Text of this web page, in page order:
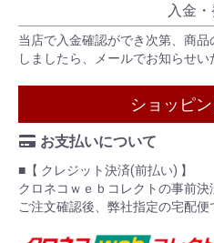
入金
当店で入金確認ができ次第、商
しましたら、メールでお知らせい
ショッピ
お支払いについて
■【 クレジット決済(前払い) 】
クロネコｗｅｂコレクトの事前決
ご注文確認後、弊社指定の宅配便